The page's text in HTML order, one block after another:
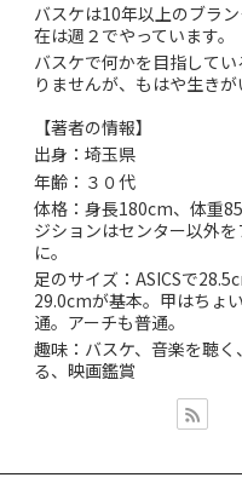
バスケは10年以上のブラ
在は週２でやっています。
バスケで何かを目指して
りませんが、もはや生きが
【著者の情報】
出身：埼玉県
年齢：３０代
体格：身長180cm、体重
ジションはセンター以外
に。
足のサイズ：ASICSで
29.0cmが基本。甲はちょ
通。アーチも普通。
趣味：バスケ、音楽を聴
る、映画鑑賞